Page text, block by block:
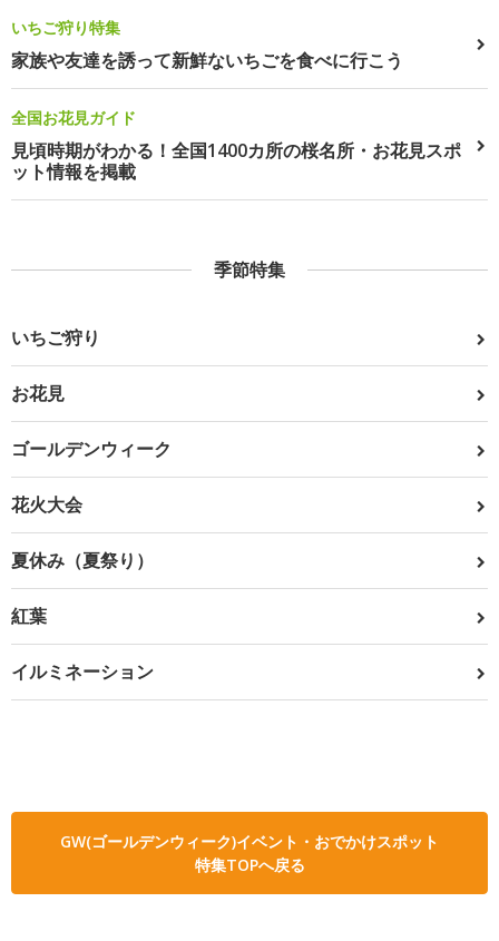
いちご狩り特集
家族や友達を誘って新鮮ないちごを食べに行こう
全国お花見ガイド
見頃時期がわかる！全国1400カ所の桜名所・お花見スポ
ット情報を掲載
季節特集
いちご狩り
お花見
ゴールデンウィーク
花火大会
夏休み（夏祭り）
紅葉
イルミネーション
GW(ゴールデンウィーク)イベント・おでかけスポット
特集TOPへ戻る